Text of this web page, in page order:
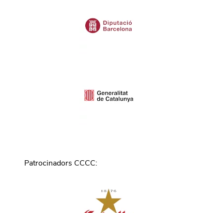
Patrocinadors CCCC: